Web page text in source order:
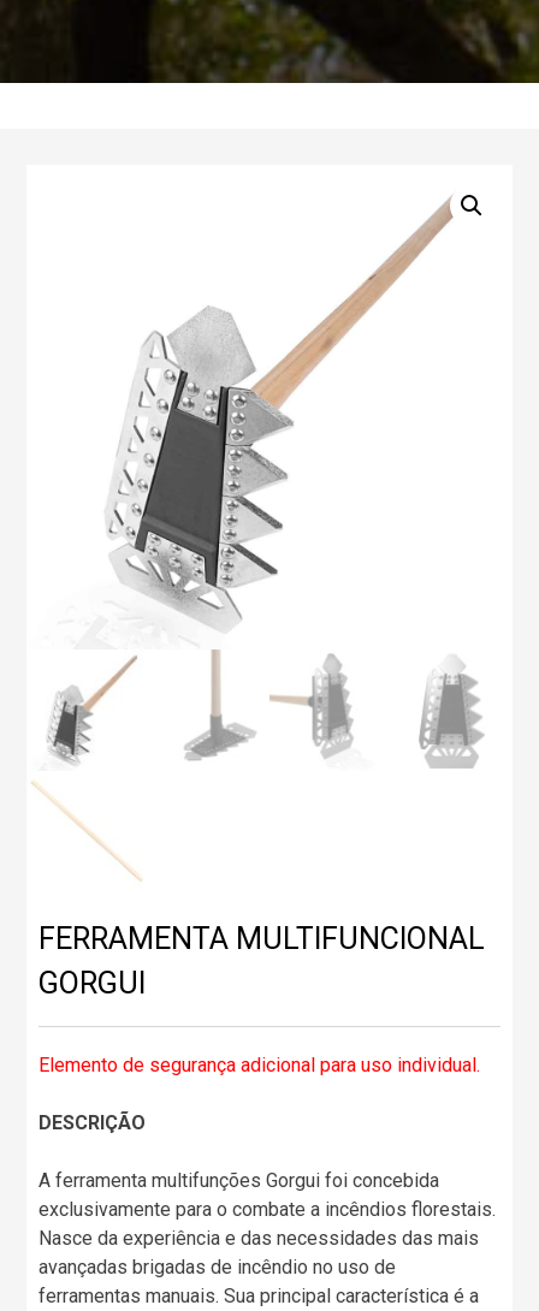
FERRAMENTA MULTIFUNCIONAL
GORGUI
Elemento de segurança adicional para uso individual.
DESCRIÇÃO
A ferramenta multifunções Gorgui foi concebida
exclusivamente para o combate a incêndios florestais.
Nasce da experiência e das necessidades das mais
avançadas brigadas de incêndio no uso de
ferramentas manuais. Sua principal característica é a